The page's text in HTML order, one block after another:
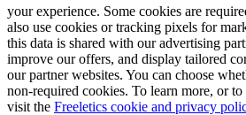
your experience. Some cookies are
also use cookies or tracking pixels for
this data is shared with our advertising
improve our offers, and display tailored
our partner websites. You can choose
non-required cookies. To learn more, or to
visit the Freeletics cookie and privacy